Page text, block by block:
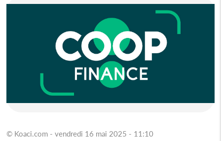
© Koaci.com - vendredi 16 mai 2025 - 11:10